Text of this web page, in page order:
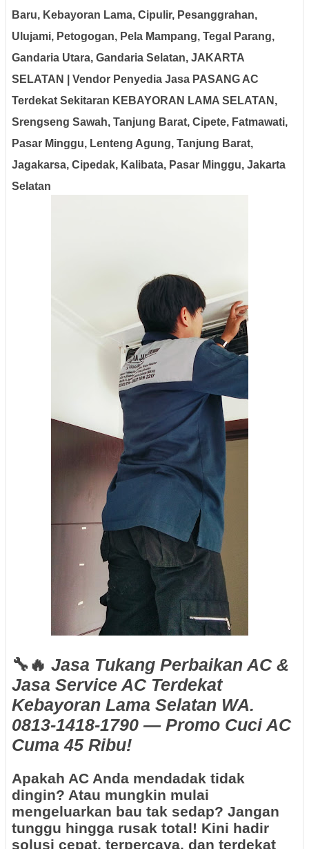
Baru, Kebayoran Lama, Cipulir, Pesanggrahan,
Ulujami, Petogogan, Pela Mampang, Tegal Parang,
Gandaria Utara, Gandaria Selatan, JAKARTA
SELATAN
| Vendor Penyedia Jasa PASANG AC
Terdekat Sekitaran KEBAYORAN LAMA SELATAN,
Srengseng Sawah, Tanjung Barat, Cipete, Fatmawati,
Pasar Minggu, Lenteng Agung, Tanjung Barat,
Jagakarsa, Cipedak, Kalibata, Pasar Minggu, Jakarta
Selatan
🔧🔥 Jasa Tukang Perbaikan AC &
Jasa Service AC Terdekat
Kebayoran Lama Selatan WA.
0813-1418-1790 — Promo Cuci AC
Cuma 45 Ribu!
Apakah AC Anda mendadak tidak
dingin? Atau mungkin mulai
mengeluarkan bau tak sedap? Jangan
tunggu hingga rusak total! Kini hadir
solusi cepat, terpercaya, dan terdekat